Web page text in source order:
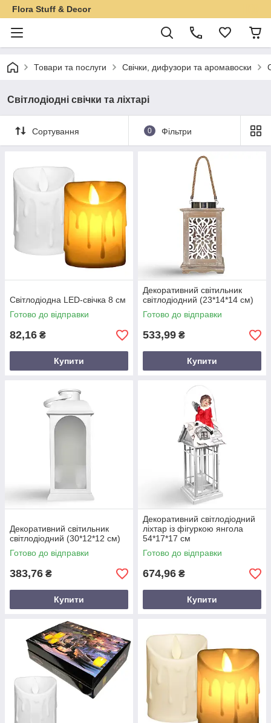
Flora Stuff & Decor
Товари та послуги Свічки, дифузори та аромавоски
Світлодіодні свічки та ліхтарі
Сортування 0 Фільтри
Світлодіодна LED-свічка 8 см
Готово до відправки
82,16 ₴
Купити
Декоративний світильник
світлодіодний (23*14*14 см)
Готово до відправки
533,99 ₴
Купити
Декоративний світильник
світлодіодний (30*12*12 см)
Готово до відправки
383,76 ₴
Купити
Декоративний світлодіодний
ліхтар із фігуркою янгола
54*17*17 см
Готово до відправки
674,96 ₴
Купити